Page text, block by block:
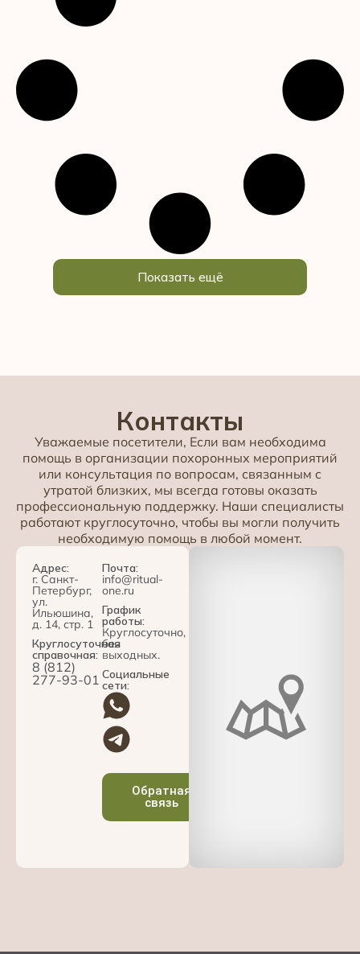
Показать ещё
Контакты
Уважаемые посетители, Если вам необходима
помощь в организации похоронных мероприятий
или консультация по вопросам, связанным с
утратой близких, мы всегда готовы оказать
профессиональную поддержку. Наши специалисты
работают круглосуточно, чтобы вы могли получить
необходимую помощь в любой момент.
Адрес:
г. Санкт-
Петербург,
ул.
Ильюшина,
д. 14, стр. 1
Круглосуточная
справочная:
8 (812)
277-93-01
Почта:
info@ritual-
one.ru
График
работы:
Круглосуточно,
без
выходных.
Социальные
сети:
Обратная
связь